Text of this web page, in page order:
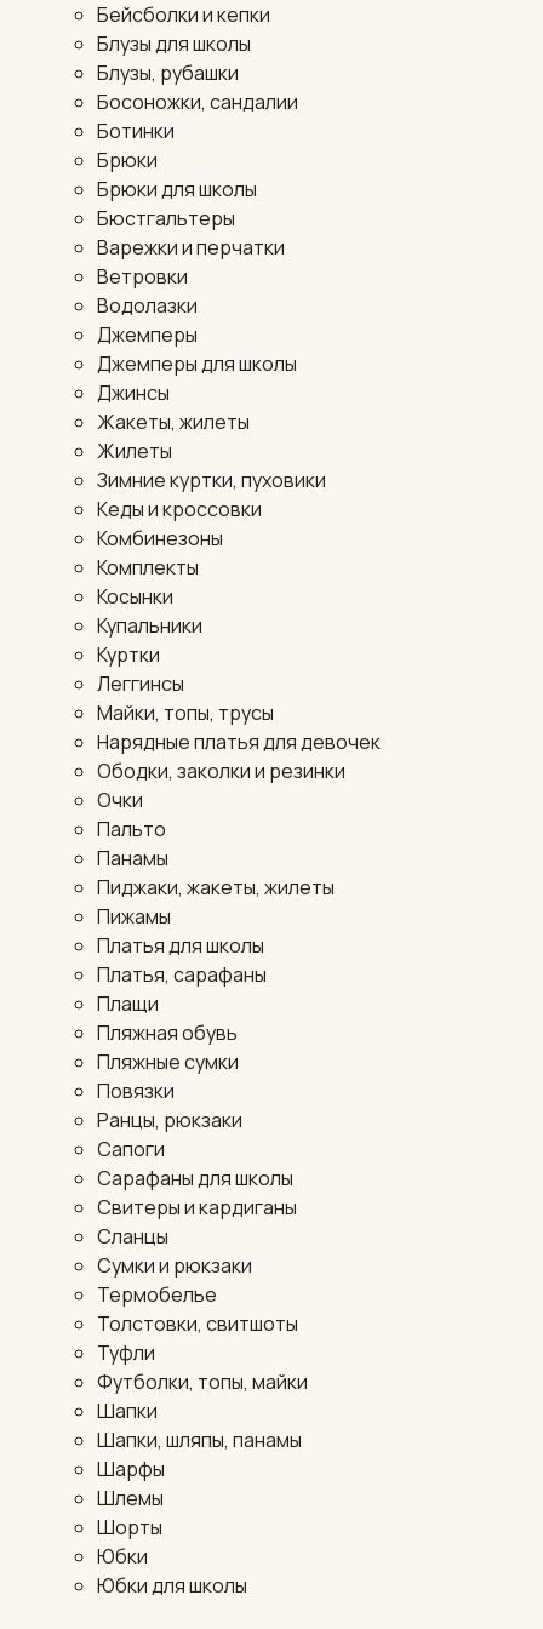
Бейсболки и кепки
Блузы для школы
Блузы, рубашки
Босоножки, сандалии
Ботинки
Брюки
Брюки для школы
Бюстгальтеры
Варежки и перчатки
Ветровки
Водолазки
Джемперы
Джемперы для школы
Джинсы
Жакеты, жилеты
Жилеты
Зимние куртки, пуховики
Кеды и кроссовки
Комбинезоны
Комплекты
Косынки
Купальники
Куртки
Леггинсы
Майки, топы, трусы
Нарядные платья для девочек
Ободки, заколки и резинки
Очки
Пальто
Панамы
Пиджаки, жакеты, жилеты
Пижамы
Платья для школы
Платья, сарафаны
Плащи
Пляжная обувь
Пляжные сумки
Повязки
Ранцы, рюкзаки
Сапоги
Сарафаны для школы
Свитеры и кардиганы
Сланцы
Сумки и рюкзаки
Термобелье
Толстовки, свитшоты
Туфли
Футболки, топы, майки
Шапки
Шапки, шляпы, панамы
Шарфы
Шлемы
Шорты
Юбки
Юбки для школы